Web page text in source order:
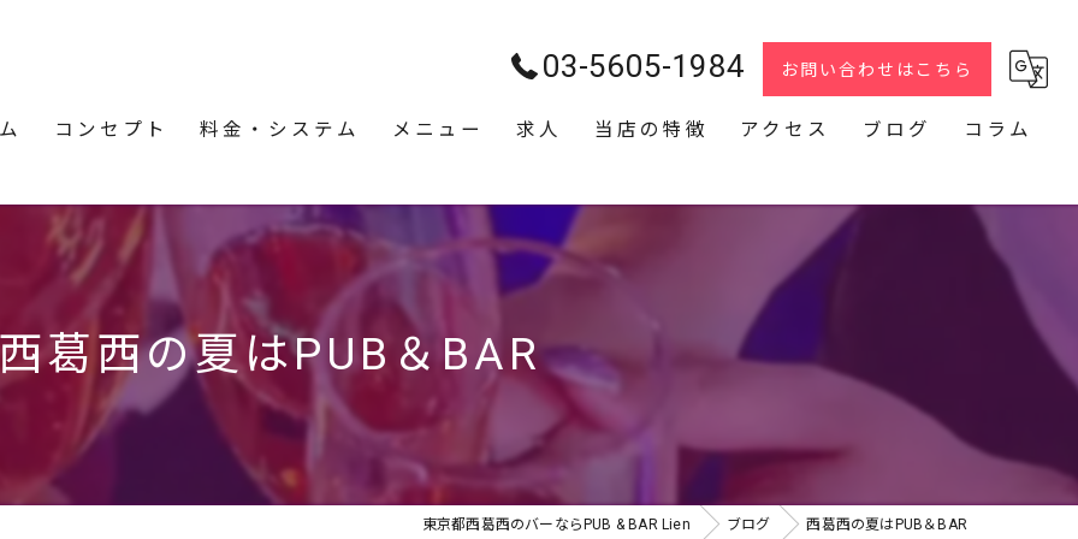
03-5605-1984 お問い合わせはこちら
コンセプト 料金・システム メニュー 求人 当店の特徴
スナック
2次会
カラオケ
アクセス ブログ コラム
葛西の夏はPUB＆BAR
東京都西葛西のバーならPUB & BAR Lien ブログ 西葛西の夏はPUB＆BAR